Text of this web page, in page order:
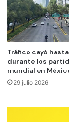
Tráfico cayó
durante los
mundial en
29 julio 2026